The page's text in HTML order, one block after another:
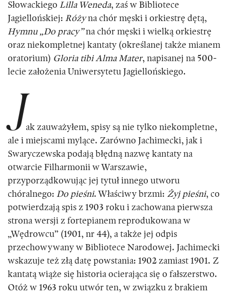
Słowackiego Lilla Weneda, zaś w Bibliotece
Jagiellońskiej: Różyna chór męski i orkiestrę dętą,
Hymnu „Do pracy”na chór męski i wielką orkiestrę
oraz niekompletnej kantaty (określanej także mianem
oratorium) Gloria tibi Alma Mater, napisanej na 500-
lecie założenia Uniwersytetu Jagiellońskiego.
Jak zauważyłem, spisy są nie tylko niekompletne,
ale i miejscami mylące. Zarówno Jachimecki, jak i
Swaryczewska podają błędną nazwę kantaty na
otwarcie Filharmonii w Warszawie,
przyporządkowując jej tytuł innego utworu
chóralnego: Do pieśni. Właściwy brzmi: Żyj pieśni, co
potwierdzają spis z 1903 roku i zachowana pierwsza
strona wersji z fortepianem reprodukowana w
„Wędrowcu” (1901, nr 44), a także jej odpis
przechowywany w Bibliotece Narodowej. Jachimecki
wskazuje też złą datę powstania: 1902 zamiast 1901. Z
kantatą wiąże się historia ocierająca się o fałszerstwo.
Otóż w 1963 roku utwór ten, w związku z brakiem